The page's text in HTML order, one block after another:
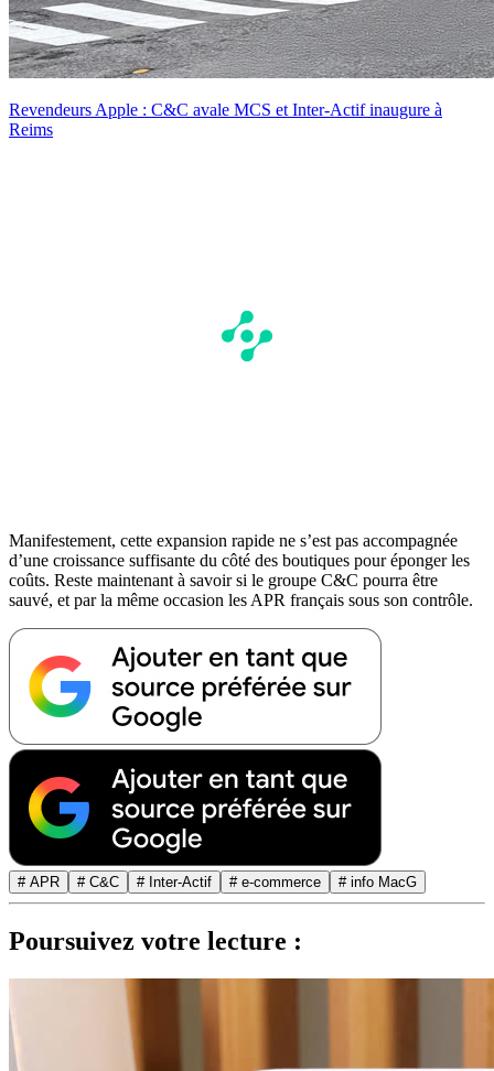
Revendeurs Apple : C&C avale MCS et Inter-Actif inaugure à
Reims
Manifestement, cette expansion rapide ne s’est pas accompagnée
d’une croissance suffisante du côté des boutiques pour éponger les
coûts. Reste maintenant à savoir si le groupe C&C pourra être
sauvé, et par la même occasion les APR français sous son contrôle.
# APR # C&C # Inter-Actif # e-commerce # info MacG
Poursuivez votre lecture :